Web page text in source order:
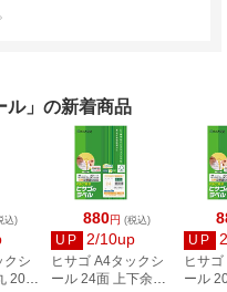
ル」の新着商品
込)
クシ
20シ
880円 (税込)
UP 2/10up
ヒサゴ A4タックシ
ール 24面 上下余白
UP
ヒサ
ール